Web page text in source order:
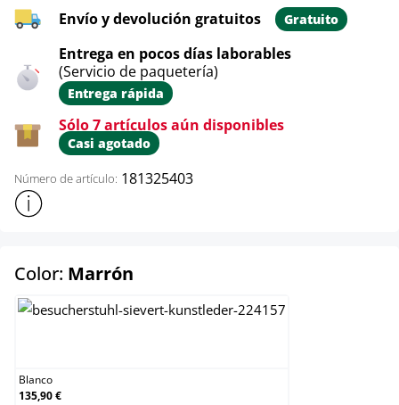
Envío y devolución gratuitos Gratuito
Entrega en pocos días laborables
(Servicio de paquetería)
Entrega rápida
Sólo 7 artículos aún disponibles
Casi agotado
Número de artículo: 181325403
Mostrar más información sobre el producto
Color: Marrón
Blanco
135,90 €